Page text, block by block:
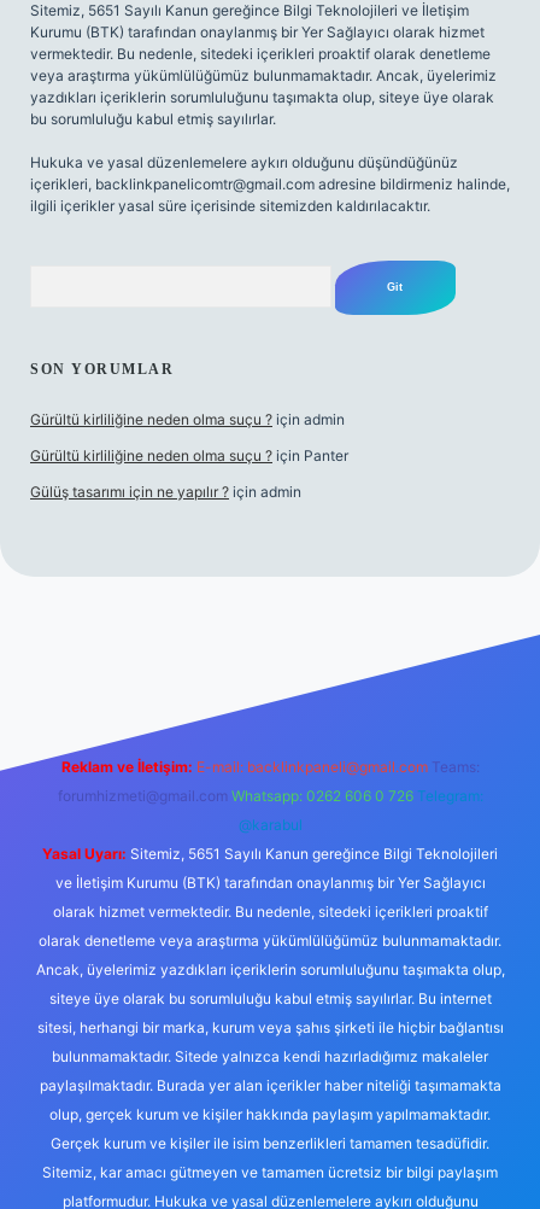
Sitemiz, 5651 Sayılı Kanun gereğince Bilgi Teknolojileri ve İletişim
Kurumu (BTK) tarafından onaylanmış bir Yer Sağlayıcı olarak hizmet
vermektedir. Bu nedenle, sitedeki içerikleri proaktif olarak denetleme
veya araştırma yükümlülüğümüz bulunmamaktadır. Ancak, üyelerimiz
yazdıkları içeriklerin sorumluluğunu taşımakta olup, siteye üye olarak
bu sorumluluğu kabul etmiş sayılırlar.
Hukuka ve yasal düzenlemelere aykırı olduğunu düşündüğünüz
içerikleri, backlinkpanelicomtr@gmail.com adresine bildirmeniz halinde,
ilgili içerikler yasal süre içerisinde sitemizden kaldırılacaktır.
SON YORUMLAR
Gürültü kirliliğine neden olma suçu ? için admin
Gürültü kirliliğine neden olma suçu ? için Panter
Gülüş tasarımı için ne yapılır ? için admin
Reklam ve İletişim: E-mail: backlinkpaneli@gmail.com Teams:
forumhizmeti@gmail.com Whatsapp: 0262 606 0 726 Telegram:
@karabul
Yasal Uyarı: Sitemiz, 5651 Sayılı Kanun gereğince Bilgi Teknolojileri
ve İletişim Kurumu (BTK) tarafından onaylanmış bir Yer Sağlayıcı
olarak hizmet vermektedir. Bu nedenle, sitedeki içerikleri proaktif
olarak denetleme veya araştırma yükümlülüğümüz bulunmamaktadır.
Ancak, üyelerimiz yazdıkları içeriklerin sorumluluğunu taşımakta olup,
siteye üye olarak bu sorumluluğu kabul etmiş sayılırlar. Bu internet
sitesi, herhangi bir marka, kurum veya şahıs şirketi ile hiçbir bağlantısı
bulunmamaktadır. Sitede yalnızca kendi hazırladığımız makaleler
paylaşılmaktadır. Burada yer alan içerikler haber niteliği taşımamakta
olup, gerçek kurum ve kişiler hakkında paylaşım yapılmamaktadır.
Gerçek kurum ve kişiler ile isim benzerlikleri tamamen tesadüfidir.
Sitemiz, kar amacı gütmeyen ve tamamen ücretsiz bir bilgi paylaşım
platformudur. Hukuka ve yasal düzenlemelere aykırı olduğunu